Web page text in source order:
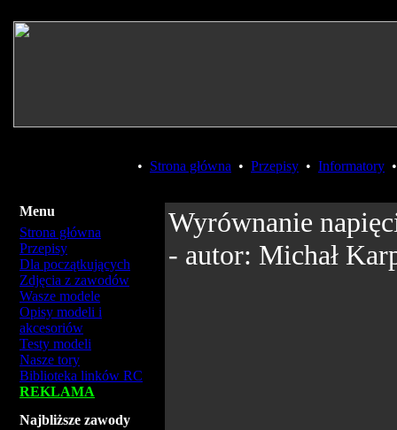
• Strona główna • Przepisy • Informatory
Menu
Strona główna
Przepisy
Dla początkujących
Zdjęcia z zawodów
Wasze modele
Opisy modeli i
akcesoriów
Testy modeli
Nasze tory
Biblioteka linków RC
REKLAMA
Najbliższe zawody
Wyrównanie
- autor: Michał